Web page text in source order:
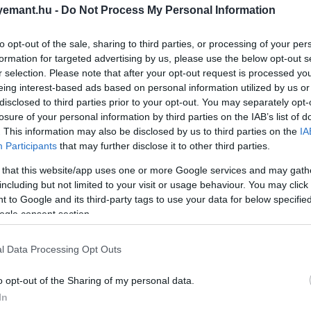
- Do Not Process My Personal Information
opt-out of the sale, sharing to third parties, or processing of your
for targeted advertising by us, please use the below opt-out
selection. Please note that after your opt-out request is processed
interest-based ads based on personal information utilized by us
to third parties prior to your opt-out. You may separately
of your personal information by third parties on the IAB’s list of
This information may also be disclosed by us to third parties on the
Participants that may further disclose it to other third parties.
that this website/app uses one or more Google services and may
but not limited to your visit or usage behaviour. You may
to Google and its third-party tags to use your data for below
consent section.
Data Processing Opt Outs
opt-out of the Sharing of my personal data.
ami már 400 éve velünk van
vagy zöldségek közül kerül ki, hanem a
11 milligramm vasat is tartalmaz, vagyis több mint
C-vitamintis hordoz, amely többszörösére képes
hanem vitaminokban és antioxidánsokban is
a szívre. Egyes kutatások szerint rendszeres
Ez különösen
lehet azok számára, akik
tenyésztés miatt vált ismertté, hiszen a